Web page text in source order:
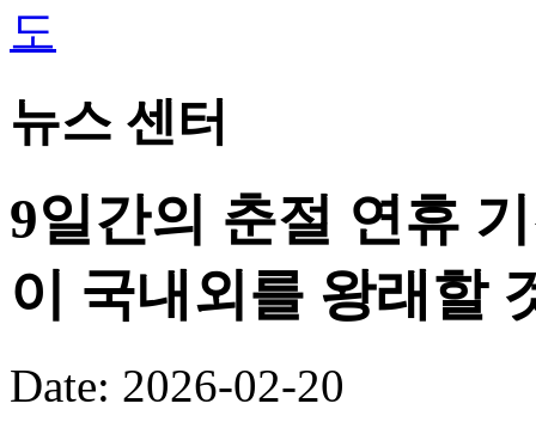
뉴스 센터
9일간의 춘절 연휴
이 국내외를 왕래할
Date: 2026-02-20